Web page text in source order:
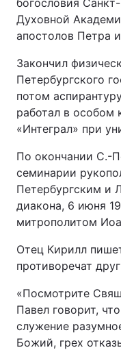
богословия
Духовной
апостолов Петра
Закончил
Петербургского
потом
работал в особом
«Интеграл» при
По окончании С.-
семинарии
Петербургским и
диакона, 6 июня
митрополитом
Отец Кирилл
противоречат
«Посмотрите
Павел говорит,
служение
Божий, грех